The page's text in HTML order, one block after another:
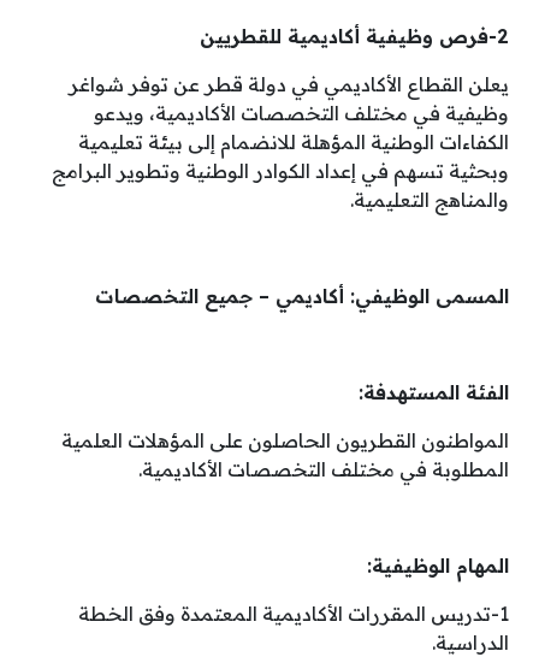
2-فرص وظيفية أكاديمية للقطريين
يعلن القطاع الأكاديمي في دولة قطر عن توفر شواغر
وظيفية في مختلف التخصصات الأكاديمية، ويدعو
الكفاءات الوطنية المؤهلة للانضمام إلى بيئة تعليمية
وبحثية تسهم في إعداد الكوادر الوطنية وتطوير البرامج
والمناهج التعليمية.
المسمى الوظيفي: أكاديمي – جميع التخصصات
الفئة المستهدفة:
المواطنون القطريون الحاصلون على المؤهلات العلمية
المطلوبة في مختلف التخصصات الأكاديمية.
المهام الوظيفية:
1-تدريس المقررات الأكاديمية المعتمدة وفق الخطة
الدراسية.